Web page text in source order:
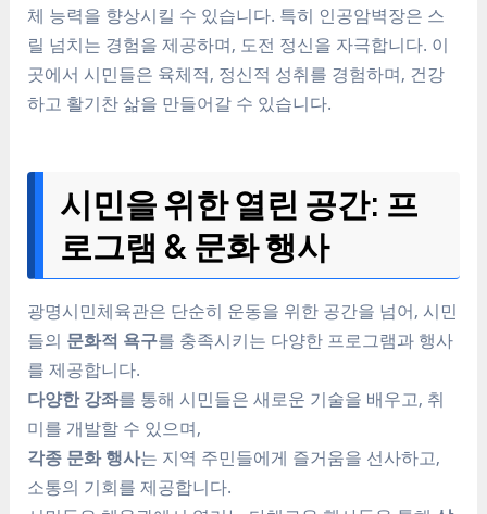
체 능력을 향상시킬 수 있습니다. 특히 인공암벽장은 스
릴 넘치는 경험을 제공하며, 도전 정신을 자극합니다. 이
곳에서 시민들은 육체적, 정신적 성취를 경험하며, 건강
하고 활기찬 삶을 만들어갈 수 있습니다.
시민을 위한 열린 공간: 프
로그램 & 문화 행사
광명시민체육관은 단순히 운동을 위한 공간을 넘어, 시민
들의 문화적 욕구를 충족시키는 다양한 프로그램과 행사
를 제공합니다.
다양한 강좌를 통해 시민들은 새로운 기술을 배우고, 취
미를 개발할 수 있으며,
각종 문화 행사는 지역 주민들에게 즐거움을 선사하고,
소통의 기회를 제공합니다.